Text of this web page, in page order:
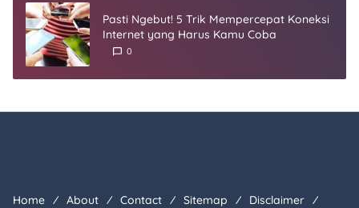
Pasti Ngebut! 5 Trik Mempercepat Koneksi
Internet yang Harus Kamu Coba
0
Home About Contact Sitemap Disclaimer